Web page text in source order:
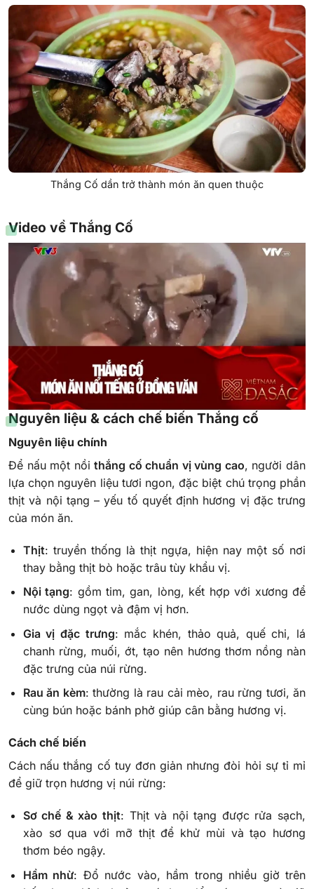
Thắng Cố dần trở thành món ăn quen thuộc
Video về Thắng Cố
Nguyên liệu & cách chế biến Thắng cố
Nguyên liệu chính
Để nấu một nồithắng cố chuẩn vị vùng cao, người dân
lựa chọn nguyên liệu tươi ngon, đặc biệt chú trọng phần
thịt và nội tạng – yếu tố quyết định hương vị đặc trưng
của món ăn.
Thịt: truyền thống là thịt ngựa, hiện nay một số nơi
thay bằng thịt bò hoặc trâu tùy khẩu vị.
Nội tạng: gồm tim, gan, lòng, kết hợp với xương để
nước dùng ngọt và đậm vị hơn.
Gia vị đặc trưng: mắc khén, thảo quả, quế chi, lá
chanh rừng, muối, ớt, tạo nên hương thơm nồng nàn
đặc trưng của núi rừng.
Rau ăn kèm: thường là rau cải mèo, rau rừng tươi, ăn
cùng bún hoặc bánh phở giúp cân bằng hương vị.
Cách chế biến
Cách nấu thắng cố tuy đơn giản nhưng đòi hỏi sự tỉ mỉ
để giữ trọn hương vị núi rừng:
Sơ chế & xào thịt: Thịt và nội tạng được rửa sạch,
xào sơ qua với mỡ thịt để khử mùi và tạo hương
thơm béo ngậy.
Hầm nhừ: Đổ nước vào, hầm trong nhiều giờ trên